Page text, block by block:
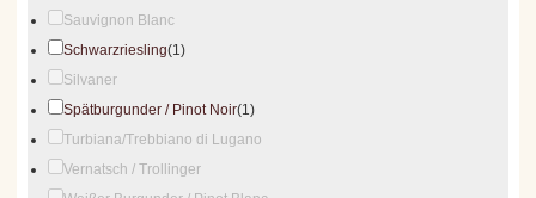
Sauvignon Blanc
Schwarzriesling(1)
Silvaner
Spätburgunder / Pinot Noir(1)
Turbiana/Trebbiano di Lugano
Vernatsch / Trollinger